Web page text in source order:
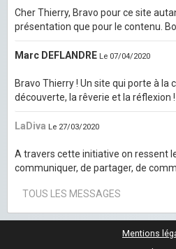
Cher Thierry, Bravo pour ce site
présentation que pour le contenu.
Marc DEFLANDRE Le 07/04/2020
Bravo Thierry ! Un site qui porte à la
découverte, la rêverie et la réflexion !
LaDiva Le 27/03/2020
A travers cette initiative on ressent
communiquer, de partager, de
TOUS LES MESSAGES
Mentions